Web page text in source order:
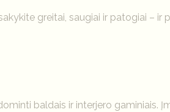
greitai, saugiai ir patogiai –
baldais ir interjero gaminiais.